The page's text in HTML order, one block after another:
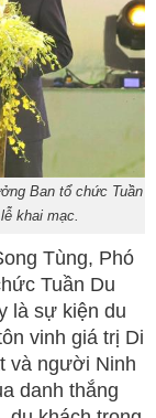
Ban tổ chức Tuần
khai mạc.
Tùng, Phó
Tuần Du
là sự kiện du
vinh giá trị Di
và người Ninh
danh thắng